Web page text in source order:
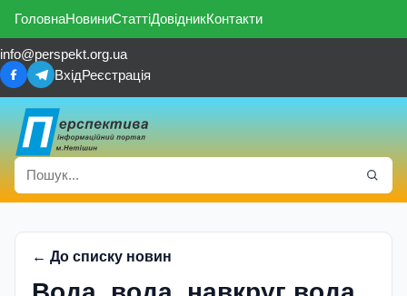
ГоловнаНовиниСтаттіДовідникКонтакти
info@perspekt.org.ua
ВхідРеєстрація
← До списку новин